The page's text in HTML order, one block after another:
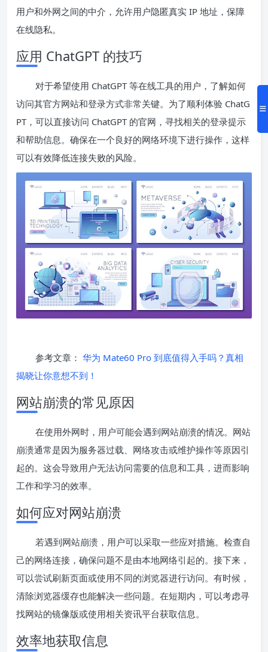
用户和外网之间的中介，允许用户隐匿真实 IP 地址，保障
在线隐私。
应用 ChatGPT 的技巧
对于希望使用 ChatGPT 等在线工具的用户，了解如何
访问其官方网站和登录方式非常关键。为了顺利体验 ChatG
PT，可以直接访问 ChatGPT 的官网，寻找相关的登录提示
和帮助信息。确保在一个良好的网络环境下进行操作，这样
可以有效降低连接失败的风险。
参考文章： 华为 Mate60 Pro 到底值得入手吗？真相
揭晓让你意想不到！
网站崩溃的常见原因
在使用外网时，用户可能会遇到网站崩溃的情况。网站
崩溃通常是因为服务器过载、网络攻击或维护操作等原因引
起的。这会导致用户无法访问需要的信息和工具，进而影响
工作和学习的效率。
如何应对网站崩溃
若遇到网站崩溃，用户可以采取一些应对措施。检查自
己的网络连接，确保问题不是由本地网络引起的。接下来，
可以尝试刷新页面或使用不同的浏览器进行访问。有时候，
清除浏览器缓存也能解决一些问题。在短期内，可以考虑寻
找网站的镜像版或使用相关资讯平台获取信息。
效率地获取信息